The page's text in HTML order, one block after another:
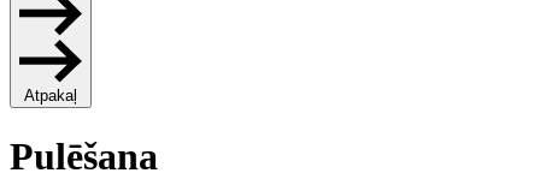
Atpakaļ
Pulēšana